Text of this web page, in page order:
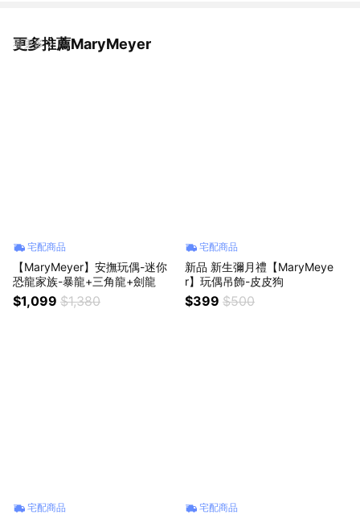
更多推薦MaryMeyer
看更多
宅配商品
【MaryMeyer】安撫玩偶-迷你
恐龍家族-暴龍+三角龍+劍龍
$1,099 $1,380
宅配商品
新品 新生彌月禮【MaryMeye
r】玩偶吊飾-皮皮狗
$399 $500
宅配商品 宅配商品